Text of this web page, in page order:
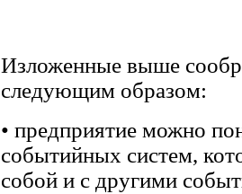
Изложенные выше
следующим образом:
• предприятие можно
событийных систем,
собой и с другими